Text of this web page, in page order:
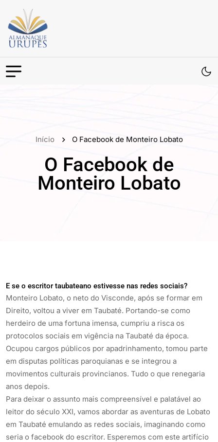
Início O Facebook de Monteiro Lobato
O Facebook de
Monteiro Lobato
E se o escritor taubateano estivesse nas redes sociais?
Monteiro Lobato, o neto do Visconde, após se formar em
Direito, voltou a viver em Taubaté. Portando-se como
herdeiro de uma fortuna imensa, cumpriu a risca os
protocolos sociais em vigência na Taubaté da época.
Ocupou cargos públicos por apadrinhamento, tomou parte
em disputas políticas paroquianas e se integrou a
movimentos culturais provincianos. Tudo o que renegaria
anos depois.
Para deixar o assunto mais compreensível e palatável ao
leitor do século XXI, vamos abordar as aventuras de Lobato
em Taubaté emulando as redes sociais, imaginando como
seria o facebook do escritor. Esperemos com este artifício